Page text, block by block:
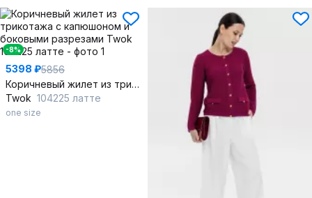
-8%
5398 ₽5856
Коричневый жилет из трикотажа с капюшоном и боковыми разрезами
Twok 104225 латте
one size